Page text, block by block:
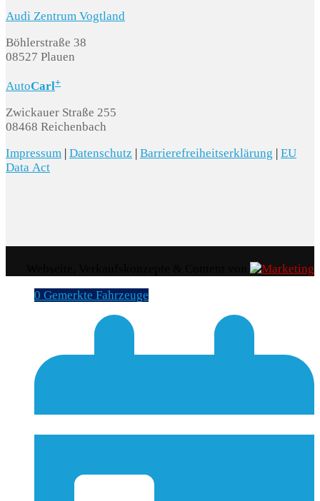
Audi Zentrum Vogtland
Böhlerstraße 38
08527 Plauen
AutoCarl+
Zwickauer Straße 255
08468 Reichenbach
Impressum | Datenschutz | Barrierefreiheitserklärung | EU
Data Act
0 Gemerkte Fahrzeuge